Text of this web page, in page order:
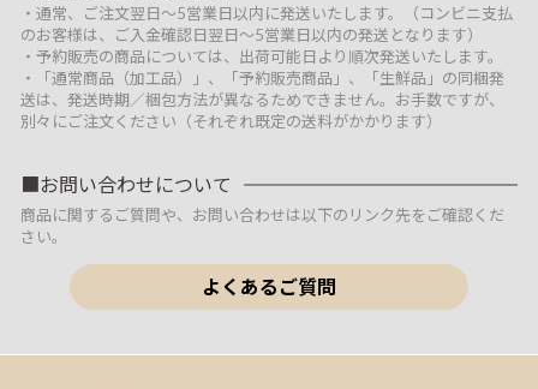
・通常、ご注文翌日～5営業日以内に発送いたします。（コンビニ支払
のお客様は、ご入金確認日翌日～5営業日以内の発送となります）
・予約販売の商品については、出荷可能日より順次発送いたします。
・「通常商品（加工品）」、「予約販売商品」、「生鮮品」の同梱発
送は、発送時期／梱包方法が異なるためできません。お手数ですが、
別々にご注文ください（それぞれ既定の送料がかかります）
お問い合わせについて
商品に関するご質問や、お問い合わせは以下のリンク先をご確認くだ
さい。
よくあるご質問